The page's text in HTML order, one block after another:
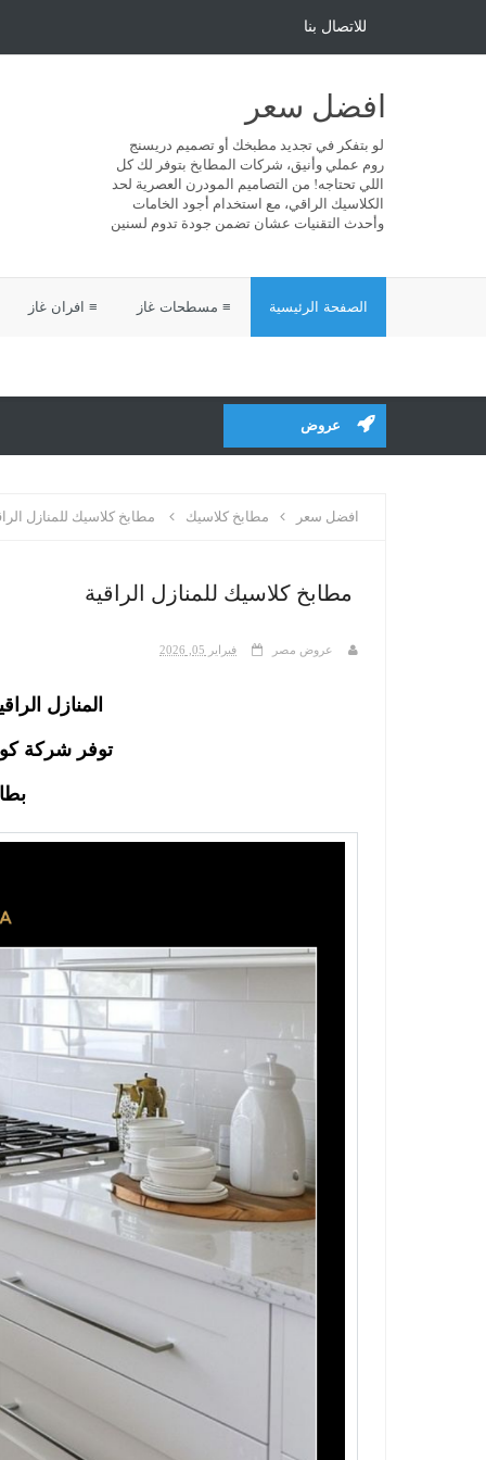
للاتصال بنا
افضل سعر
لو بتفكر في تجديد مطبخك أو تصميم دريسنج
روم عملي وأنيق، شركات المطابخ بتوفر لك كل
اللي تحتاجه! من التصاميم المودرن العصرية لحد
الكلاسيك الراقي، مع استخدام أجود الخامات
وأحدث التقنيات عشان تضمن جودة تدوم لسنين
الصفحة الرئيسية ≡ مسطحات غاز ≡ افران غاز
عروض
افضل سعر مطابخ كلاسيك مطابخ كلاسيك للمنازل
مطابخ كلاسيك للمنازل الراقية
عروض مصر فبراير 05, 2026
المنازل
توفر شركة